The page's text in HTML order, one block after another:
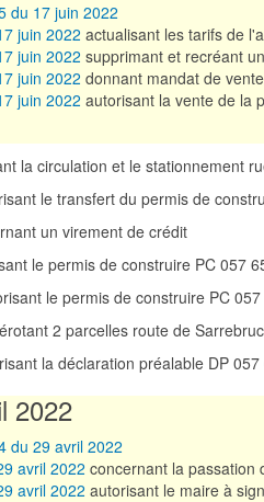
du 17 juin 2022
juin 2022 actualisant les tarifs de
juin 2022 supprimant et recréant
juin 2022 donnant mandat de
juin 2022 autorisant la vente de la
la circulation et le stationnement
le transfert du permis de
un virement de crédit
le permis de construire PC 057
le permis de construire PC
2 parcelles route de
la déclaration préalable DP
2022
du 29 avril 2022
avril 2022 concernant la passation
avril 2022 autorisant le maire à